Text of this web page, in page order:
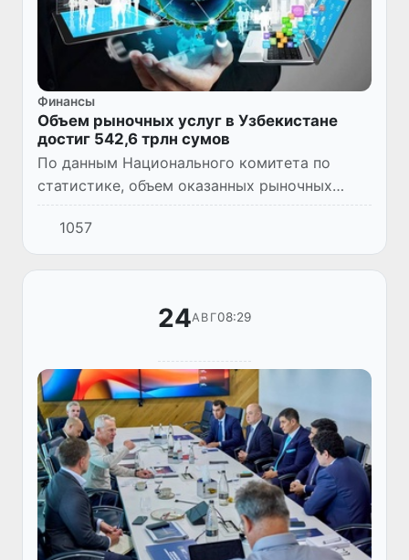
Финансы
Объем рыночных услуг в Узбекистане
достиг 542,6 трлн сумов
По данным Национального комитета по
статистике, объем оказанных рыночных
услуг в Узбекистане за январь-июль 2025
года достиг 542,6 трлн сумов.
1057
24АВГ08:29